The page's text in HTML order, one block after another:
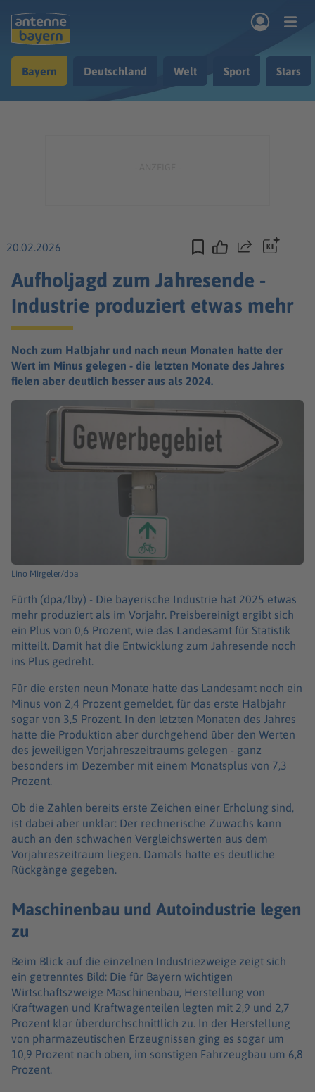
Musik & Radio
Bayern Deutschland Welt Sport Stars
20.02.2026 Teilen
Aufholjagd zum Jahresende -
Industrie produziert etwas mehr
Noch zum Halbjahr und nach neun Monaten hatte der
Wert im Minus gelegen - die letzten Monate des Jahres
fielen aber deutlich besser aus als 2024.
Lino Mirgeler/dpa
Fürth (dpa/lby) - Die bayerische Industrie hat 2025 etwas
mehr produziert als im Vorjahr. Preisbereinigt ergibt sich
ein Plus von 0,6 Prozent, wie das Landesamt für Statistik
mitteilt. Damit hat die Entwicklung zum Jahresende noch
ins Plus gedreht.
Für die ersten neun Monate hatte das Landesamt noch ein
Minus von 2,4 Prozent gemeldet, für das erste Halbjahr
sogar von 3,5 Prozent. In den letzten Monaten des Jahres
hatte die Produktion aber durchgehend über den Werten
des jeweiligen Vorjahreszeitraums gelegen - ganz
besonders im Dezember mit einem Monatsplus von 7,3
Prozent.
Ob die Zahlen bereits erste Zeichen einer Erholung sind,
ist dabei aber unklar: Der rechnerische Zuwachs kann
auch an den schwachen Vergleichswerten aus dem
Vorjahreszeitraum liegen. Damals hatte es deutliche
Rückgänge gegeben.
Maschinenbau und Autoindustrie legen
zu
Beim Blick auf die einzelnen Industriezweige zeigt sich
ein getrenntes Bild: Die für Bayern wichtigen
Wirtschaftszweige Maschinenbau, Herstellung von
Kraftwagen und Kraftwagenteilen legten mit 2,9 und 2,7
Prozent klar überdurchschnittlich zu. In der Herstellung
von pharmazeutischen Erzeugnissen ging es sogar um
10,9 Prozent nach oben, im sonstigen Fahrzeugbau um 6,8
Prozent.